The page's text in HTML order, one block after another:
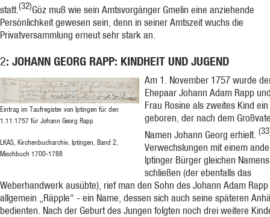
statt.(32)Göz muß wie sein Amtsvorgänger Gmelin eine anziehende
Persönlichkeit gewesen sein, denn in seiner Amtszeit wuchs die
Privatversammlung erneut sehr stark an.
2: JOHANN GEORG RAPP: KINDHEIT UND JUGEND
Eintrag im Taufregister von Iptingen für den
1.11.1757 für Johann Georg Rapp
LKAS, Kirchenbucharchiv, Iptingen, Band 2,
Mischbuch 1700-1788
Am 1. November 1757 wurde
Ehepaar Johann Adam Rapp
Frau Rosine als zweites Kind
geboren, der nach dem
Namen Johann Georg er­hielt.
Verwechslungen mit einem
Iptinger Bürger gleichen
schließen (der ebenfalls das
Weberhandwerk ausübte), rief man den Sohn des Johann Adam
allgemein „Räpple“ - ein Name, dessen sich auch seine späteren
be­dienten. Nach der Geburt des Jungen folgten noch drei weitere